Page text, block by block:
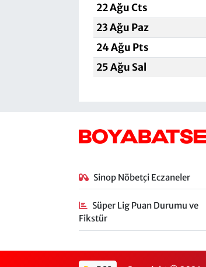
22 Ağu Cts
23 Ağu Paz
24 Ağu Pts
25 Ağu Sal
Sinop Nöbetçi Eczaneler
Süper Lig Puan Durumu ve
Fikstür